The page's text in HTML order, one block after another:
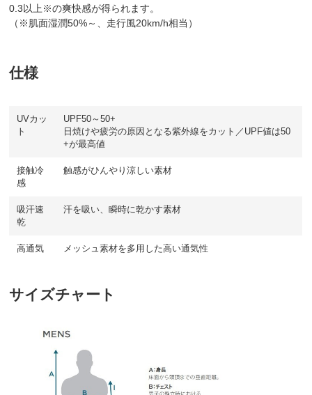
0.3以上※の爽快感が得られます。
（※肌面湿潤50%～、走行風20km/h相当）
仕様
UVカッ
ト
UPF50～50+
日焼けや疲労の原因となる紫外線をカット／UPF値は50
+が最高値
接触冷
感
触感がひんやり涼しい素材
吸汗速
乾
汗を吸い、瞬時に乾かす素材
高通気 メッシュ素材を多用した高い通気性
サイズチャート